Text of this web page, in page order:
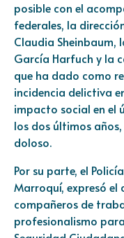
posible con el
federales, la
Claudia
García Harfuch y la
que ha dado como
incidencia delictiva
impacto social en el
los dos últimos
doloso.
Por su parte, el
Marroquí, expresó el
compañeros de
profesionalismo